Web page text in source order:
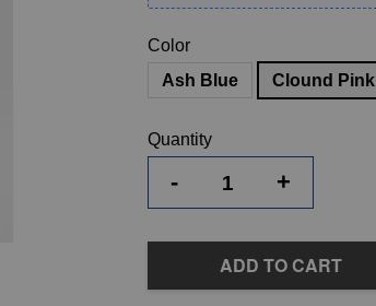
Color
Ash Blue
Clound Pink
Quantity
- +
ADD TO CART